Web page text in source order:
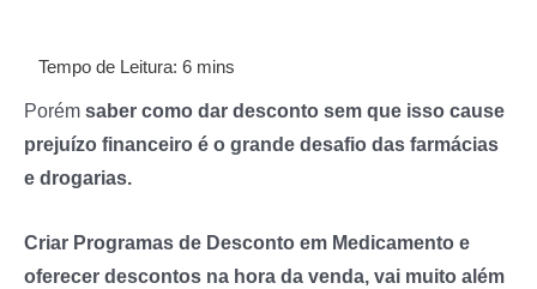
Porém saber como dar desconto sem que isso cause
prejuízo financeiro é o grande desafio das farmácias
e drogarias.
Criar Programas de Desconto em Medicamento e
oferecer descontos na hora da venda, vai muito além